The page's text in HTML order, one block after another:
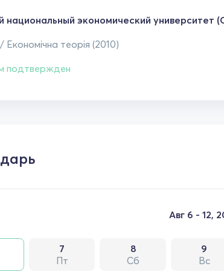
национальный экономический университет
теорія (2010)
подтвержден
Авг 6 - 12,
7
Пт
8
Сб
9
Вс